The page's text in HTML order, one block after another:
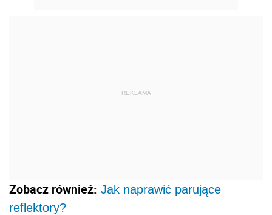
REKLAMA
Zobacz również: Jak naprawić parujące
reflektory?